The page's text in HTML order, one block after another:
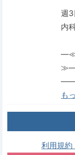
週3
内
―≪
も
利用規約